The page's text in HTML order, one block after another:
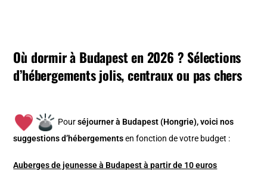
Où dormir à Budapest en 2026 ? Sélections
d’hébergements jolis, centraux ou pas chers
Pourséjourner à Budapest (Hongrie), voici nos
suggestions d’hébergements en fonction de votre budget :
Auberges de jeunesse à Budapest à partir de 10 euros